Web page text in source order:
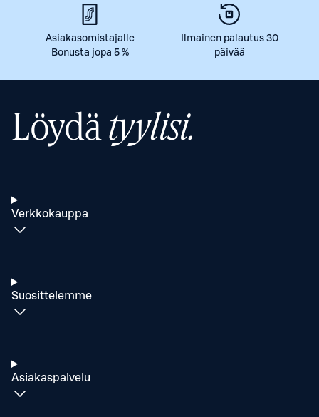
Asiakasomistajalle
Bonusta jopa 5 %
Ilmainen palautus 30
päivää
Löydätyylisi.
Verkkokauppa
Suosittelemme
Asiakaspalvelu